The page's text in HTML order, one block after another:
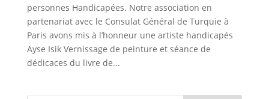
personnes Handicapées. Notre association en
partenariat avec le Consulat Général de Turquie à
Paris avons mis à l’honneur une artiste handicapés
Ayse Isik Vernissage de peinture et séance de
dédicaces du livre de...